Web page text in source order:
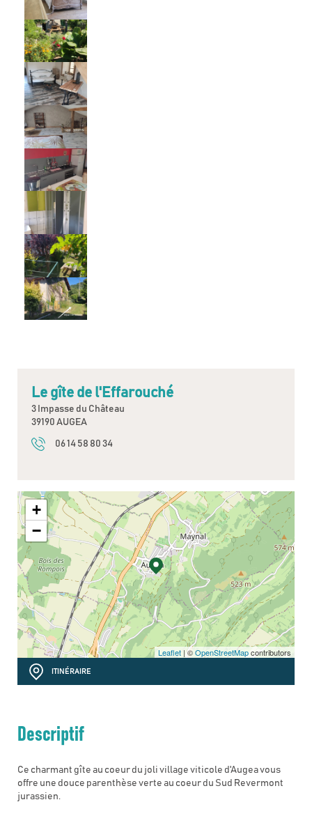
Le gîte de l'Effarouché
3 Impasse du Château
39190 AUGEA
06 14 58 80 34
+
−
Leaflet | ©OpenStreetMapcontributors
ITINÉRAIRE
Descriptif
Ce charmant gîte au coeur du joli village viticole d'Augea vous
offre une douce parenthèse verte au coeur du Sud Revermont
jurassien.